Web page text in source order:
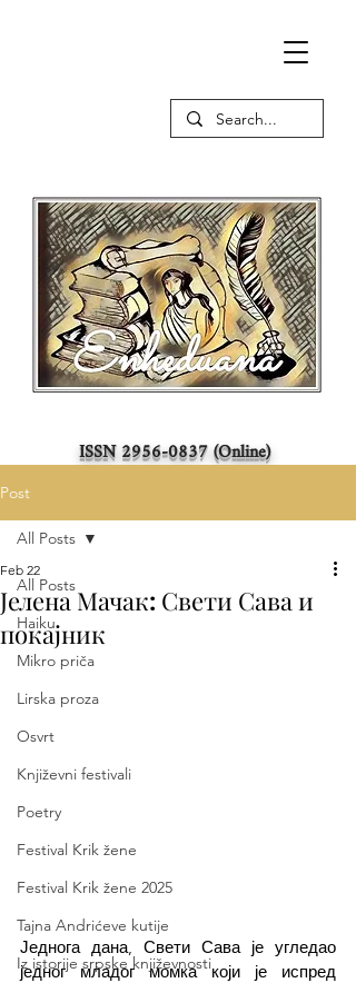
ISSN2956-0837(Online)
Post
All Posts
Haiku
Mikro priča
Lirska proza
Osvrt
Književni festivali
Poetry
Festival Krik žene
Festival Krik žene 2025
Tajna Andrićeve kutije
Iz istorije srpske književnosti
All Posts
Јелена Мачак: Свети Сава и
покајник
Feb 22
Једнога дана, Свети Сава је угледао
једног младог момка који је испред